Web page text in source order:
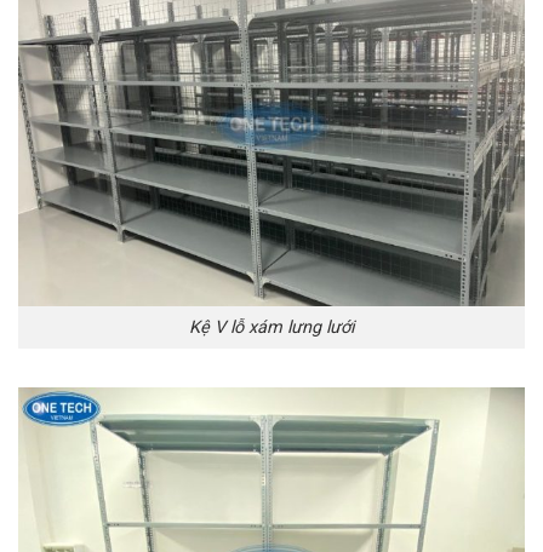
Kệ V lỗ xám lưng lưới